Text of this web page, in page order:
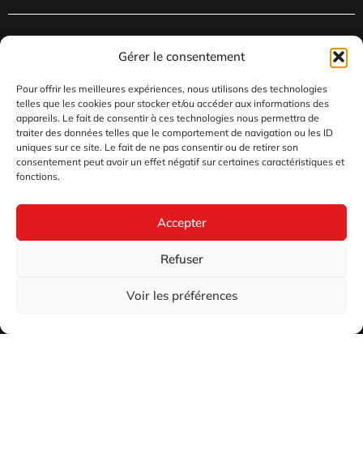
Gérer le consentement
Pour offrir les meilleures expériences, nous utilisons des technologies
telles que les cookies pour stocker et/ou accéder aux informations des
appareils. Le fait de consentir à ces technologies nous permettra de
traiter des données telles que le comportement de navigation ou les ID
uniques sur ce site. Le fait de ne pas consentir ou de retirer son
consentement peut avoir un effet négatif sur certaines caractéristiques et
fonctions.
Accepter
Refuser
Voir les préférences